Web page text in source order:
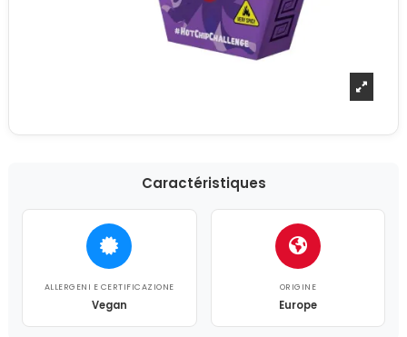
Caractéristiques
ALLERGENI E CERTIFICAZIONE
Vegan
ORIGINE
Europe